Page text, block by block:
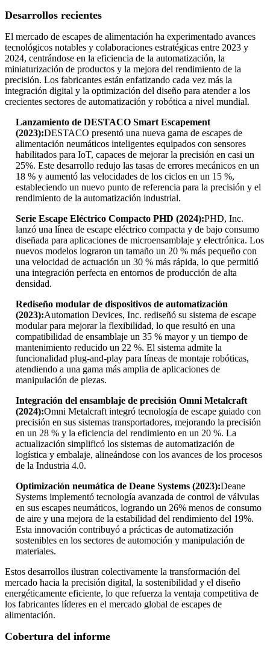
Desarrollos recientes
El mercado de escapes de alimentación ha experimentado avances
tecnológicos notables y colaboraciones estratégicas entre 2023 y
2024, centrándose en la eficiencia de la automatización, la
miniaturización de productos y la mejora del rendimiento de la
precisión. Los fabricantes están enfatizando cada vez más la
integración digital y la optimización del diseño para atender a los
crecientes sectores de automatización y robótica a nivel mundial.
Lanzamiento de DESTACO Smart Escapement
(2023):DESTACO presentó una nueva gama de escapes de
alimentación neumáticos inteligentes equipados con sensores
habilitados para IoT, capaces de mejorar la precisión en casi un
25%. Este desarrollo redujo las tasas de errores mecánicos en un
18 % y aumentó las velocidades de los ciclos en un 15 %,
estableciendo un nuevo punto de referencia para la precisión y el
rendimiento de la automatización industrial.
Serie Escape Eléctrico Compacto PHD (2024):PHD, Inc.
lanzó una línea de escape eléctrico compacta y de bajo consumo
diseñada para aplicaciones de microensamblaje y electrónica. Los
nuevos modelos lograron un tamaño un 20 % más pequeño con
una velocidad de actuación un 30 % más rápida, lo que permitió
una integración perfecta en entornos de producción de alta
densidad.
Rediseño modular de dispositivos de automatización
(2023):Automation Devices, Inc. rediseñó su sistema de escape
modular para mejorar la flexibilidad, lo que resultó en una
compatibilidad de ensamblaje un 35 % mayor y un tiempo de
mantenimiento reducido un 22 %. El sistema admite la
funcionalidad plug-and-play para líneas de montaje robóticas,
atendiendo a una gama más amplia de aplicaciones de
manipulación de piezas.
Integración del ensamblaje de precisión Omni Metalcraft
(2024):Omni Metalcraft integró tecnología de escape guiado con
precisión en sus sistemas transportadores, mejorando la precisión
en un 28 % y la eficiencia del rendimiento en un 20 %. La
actualización simplificó los sistemas de automatización de
logística y embalaje, alineándose con los avances de los procesos
de la Industria 4.0.
Optimización neumática de Deane Systems (2023):Deane
Systems implementó tecnología avanzada de control de válvulas
en sus escapes neumáticos, logrando un 26% menos de consumo
de aire y una mejora de la estabilidad del rendimiento del 19%.
Esta innovación contribuyó a prácticas de automatización
sostenibles en los sectores de automoción y manipulación de
materiales.
Estos desarrollos ilustran colectivamente la transformación del
mercado hacia la precisión digital, la sostenibilidad y el diseño
energéticamente eficiente, lo que refuerza la ventaja competitiva de
los fabricantes líderes en el mercado global de escapes de
alimentación.
Cobertura del informe